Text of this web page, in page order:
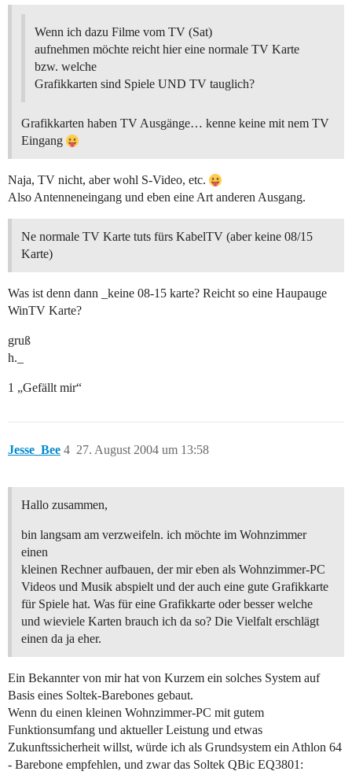
Wenn ich dazu Filme vom TV (Sat)
aufnehmen möchte reicht hier eine normale TV Karte
bzw. welche
Grafikkarten sind Spiele UND TV tauglich?
Grafikkarten haben TV Ausgänge… kenne keine mit nem TV
Eingang
Naja, TV nicht, aber wohl S-Video, etc.
Also Antenneneingang und eben eine Art anderen Ausgang.
Ne normale TV Karte tuts fürs KabelTV (aber keine 08/15
Karte)
Was ist denn dann _keine 08-15 karte? Reicht so eine Haupauge
WinTV Karte?
gruß
h._
1 „Gefällt mir“
Jesse_Bee 27. August 2004 um 13:58
4
Hallo zusammen,
bin langsam am verzweifeln. ich möchte im Wohnzimmer
einen
kleinen Rechner aufbauen, der mir eben als Wohnzimmer-PC
Videos und Musik abspielt und der auch eine gute Grafikkarte
für Spiele hat. Was für eine Grafikkarte oder besser welche
und wieviele Karten brauch ich da so? Die Vielfalt erschlägt
einen da ja eher.
Ein Bekannter von mir hat von Kurzem ein solches System auf
Basis eines Soltek-Barebones gebaut.
Wenn du einen kleinen Wohnzimmer-PC mit gutem
Funktionsumfang und aktueller Leistung und etwas
Zukunftssicherheit willst, würde ich als Grundsystem ein Athlon 64
- Barebone empfehlen, und zwar das Soltek QBic EQ3801: